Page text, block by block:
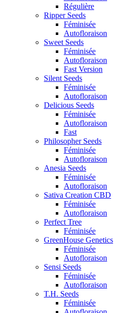
Régulière
Ripper Seeds
Féminisée
Autofloraison
Sweet Seeds
Féminisée
Autofloraison
Fast Version
Silent Seeds
Féminisée
Autofloraison
Delicious Seeds
Féminisée
Autofloraison
Fast
Philosopher Seeds
Féminisée
Autofloraison
Anesia Seeds
Féminisée
Autofloraison
Sativa Creation CBD
Féminisée
Autofloraison
Perfect Tree
Féminisée
GreenHouse Genetics
Féminisée
Autofloraison
Sensi Seeds
Féminisée
Autofloraison
T.H. Seeds
Féminisée